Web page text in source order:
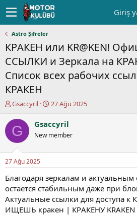
Giriş
Astro Şifreler
КРAКЕH или KR@KEN!
ССЫЛКИ и Зеркала на
Список всех рабочих
КРАКЕH
K
n
u
y
b
a
ş
a
t
a
Gsaccyril
B
ş
a
ç
t
a
r
i
27 Ağu 2025
G Gsaccyril
New member
27 Ağu 2025
Благодаря зеркалам и актуальным
остается стабильным даже при
Актуальные ссылки для доступа к
ИЩЕШЬ крaкен | КРAКЕНУ KRАKEN